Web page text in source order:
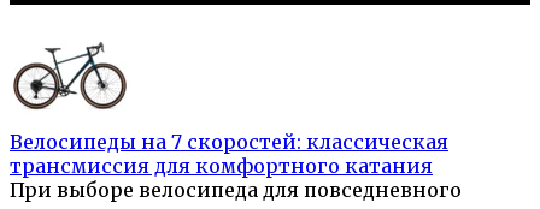
Велосипеды на 7 скоростей: классическая
трансмиссия для комфортного катания
При выборе велосипеда для повседневного